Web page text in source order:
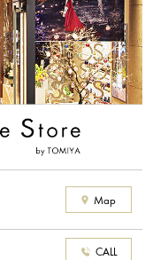
Map
CALL